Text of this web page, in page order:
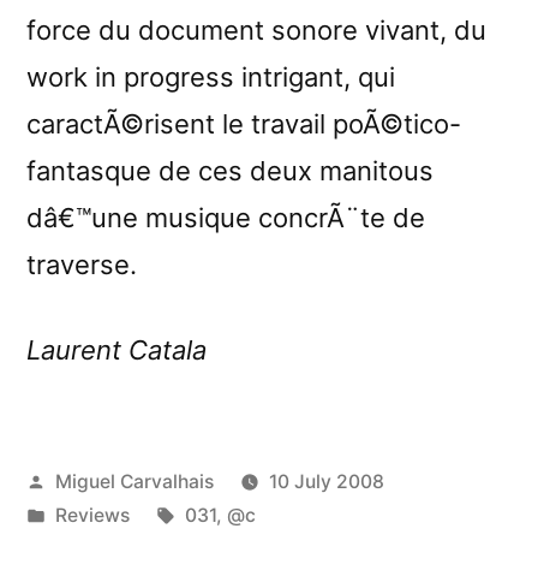
force du document sonore vivant, du
work in progress intrigant, qui
caractÃ©risent le travail poÃ©tico-
fantasque de ces deux manitous
dâ€™une musique concrÃ¨te de
traverse.
Laurent Catala
Posted
by
Miguel Carvalhais
10 July 2008
Posted
Reviews Tags:
031, @c